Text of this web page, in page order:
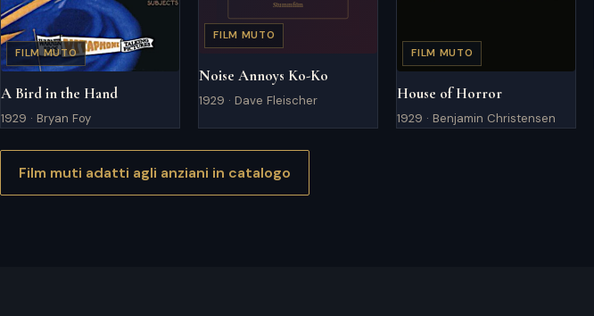
FILM MUTO
A Bird in the Hand
1929 · Bryan Foy
FILM MUTO
Noise Annoys Ko-Ko
1929 · Dave Fleischer
FILM MUTO
House of Horror
1929 · Benjamin Christensen
Film muti adatti agli anziani in catalogo